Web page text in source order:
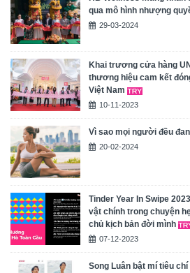
qua mô hình nhượng
29-03-2024
Khai trương cửa hàng
thương hiệu cam kết
Việt Nam
10-11-2023
Vì sao mọi người đều
20-02-2024
Tinder Year In Swipe
vật chính trong chuyện
chủ kịch bản đời mình
07-12-2023
Song Luân bật mí tiêu